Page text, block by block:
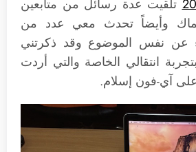
تلقيت عدة رسائل من متابعين
للماك وأيضاً تحدث معي عدد من
عن نفس الموضوع وقد ذكرتني
انتقالي الخاصة والتي أردت
آي-فون إسلام.